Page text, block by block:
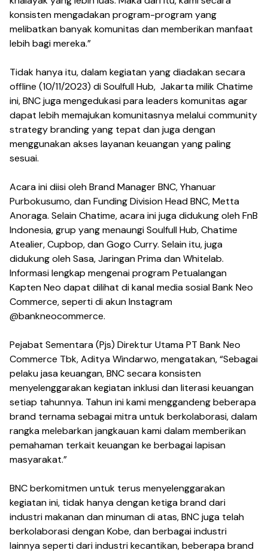
konsisten mengadakan program-program yang
melibatkan banyak komunitas dan memberikan manfaat
lebih bagi mereka.”
Tidak hanya itu, dalam kegiatan yang diadakan secara
offline (10/11/2023) di Soulfull Hub, Jakarta milik Chatime
ini, BNC juga mengedukasi para leaders komunitas agar
dapat lebih memajukan komunitasnya melalui community
strategy branding yang tepat dan juga dengan
menggunakan akses layanan keuangan yang paling
sesuai.
Acara ini diisi oleh Brand Manager BNC, Yhanuar
Purbokusumo, dan Funding Division Head BNC, Metta
Anoraga. Selain Chatime, acara ini juga didukung oleh FnB
Indonesia, grup yang menaungi Soulfull Hub, Chatime
Atealier, Cupbop, dan Gogo Curry. Selain itu, juga
didukung oleh Sasa, Jaringan Prima dan Whitelab.
Informasi lengkap mengenai program Petualangan
Kapten Neo dapat dilihat di kanal media sosial Bank Neo
Commerce, seperti di akun Instagram
@bankneocommerce.
Pejabat Sementara (Pjs) Direktur Utama PT Bank Neo
Commerce Tbk, Aditya Windarwo, mengatakan, “Sebagai
pelaku jasa keuangan, BNC secara konsisten
menyelenggarakan kegiatan inklusi dan literasi keuangan
setiap tahunnya. Tahun ini kami menggandeng beberapa
brand ternama sebagai mitra untuk berkolaborasi, dalam
rangka melebarkan jangkauan kami dalam memberikan
pemahaman terkait keuangan ke berbagai lapisan
masyarakat.”
BNC berkomitmen untuk terus menyelenggarakan
kegiatan ini, tidak hanya dengan ketiga brand dari
industri makanan dan minuman di atas, BNC juga telah
berkolaborasi dengan Kobe, dan berbagai industri
lainnya seperti dari industri kecantikan, beberapa brand